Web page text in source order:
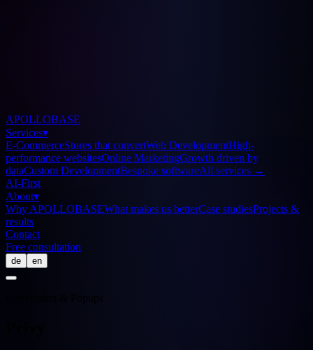
APOLLOBASE
Services▾
E-CommerceStores that convertWeb DevelopmentHigh-
performance websitesOnline MarketingGrowth driven by
dataCustom DevelopmentBespoke softwareAll services →
AI-First
About▾
Why APOLLOBASEWhat makes us betterCase studiesProjects &
results
Contact
Free consultation
de en